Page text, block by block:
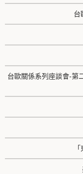
台
台歐關係系列座談會-第